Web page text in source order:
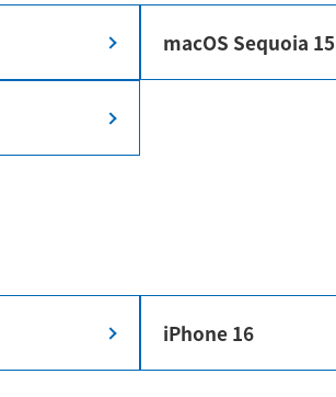
macOS Sequoia 15
iPhone 16